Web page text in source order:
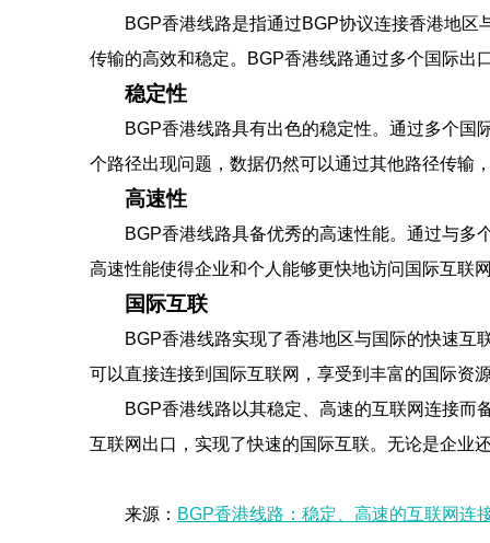
BGP香港线路是指通过BGP协议连接香港地
传输的高效和稳定。BGP香港线路通过多个国际出
稳定性
BGP香港线路具有出色的稳定性。通过多个国
个路径出现问题，数据仍然可以通过其他路径传输
高速性
BGP香港线路具备优秀的高速性能。通过与多
高速性能使得企业和个人能够更快地访问国际互联
国际互联
BGP香港线路实现了香港地区与国际的快速互
可以直接连接到国际互联网，享受到丰富的国际资
BGP香港线路以其稳定、高速的互联网连接而
互联网出口，实现了快速的国际互联。无论是企业
来源： BGP香港线路：稳定、高速的互联网连